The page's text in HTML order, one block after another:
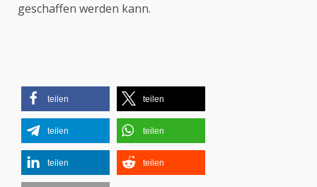
geschaffen werden kann.
teilen teilen
teilen teilen
teilen teilen